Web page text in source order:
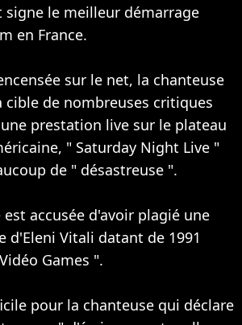
signe le meilleur démarrage
en France.
sur le net, la chanteuse
cible de nombreuses critiques
prestation live sur le plateau
" Saturday Night Live "
de " désastreuse ".
accusée d'avoir plagié une
d'Eleni Vitali datant de 1991
Games ".
pour la chanteuse qui déclare